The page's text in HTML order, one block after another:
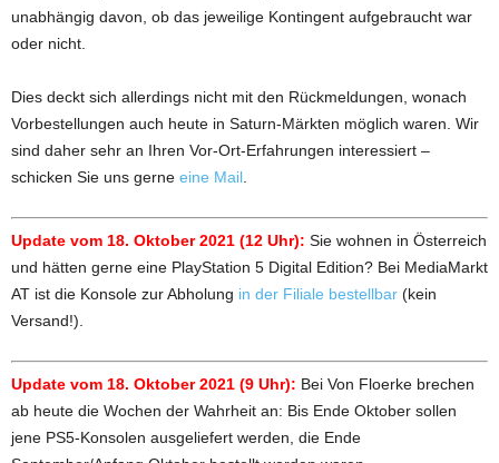
unabhängig davon, ob das jeweilige Kontingent aufgebraucht war
oder nicht.
Dies deckt sich allerdings nicht mit den Rückmeldungen, wonach
Vorbestellungen auch heute in Saturn-Märkten möglich waren. Wir
sind daher sehr an Ihren Vor-Ort-Erfahrungen interessiert –
schicken Sie uns gerne eine Mail
Update vom 18. Oktober 2021 (12 Uhr): Sie wohnen in Österreich
und hätten gerne eine PlayStation 5 Digital Edition? Bei MediaMarkt
AT ist die Konsole zur Abholung in der Filiale bestellbar (kein
Versand!).
Update vom 18. Oktober 2021 (9 Uhr): Bei Von Floerke brechen
ab heute die Wochen der Wahrheit an: Bis Ende Oktober sollen
jene PS5-Konsolen ausgeliefert werden, die Ende